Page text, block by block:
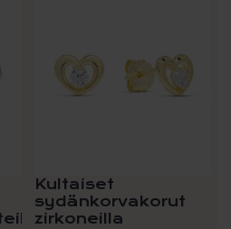
Kultaiset
sydänkorvakorut
zirkoneilla